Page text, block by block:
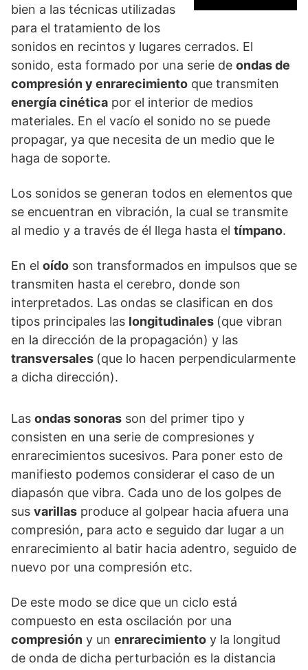
bien a las técnicas utilizadas
para el tratamiento de los
sonidos en recintos y lugares cerrados. El
sonido, esta formado por una serie de ondas de
compresión y enrarecimiento que transmiten
energía cinética por el interior de medios
materiales. En el vacío el sonido no se puede
propagar, ya que necesita de un medio que le
haga de soporte.
Los sonidos se generan todos en elementos que
se encuentran en vibración, la cual se transmite
al medio y a través de él llega hasta el tímpano.
En el oído son transformados en impulsos que se
transmiten hasta el cerebro, donde son
interpretados. Las ondas se clasifican en dos
tipos principales las longitudinales (que vibran
en la dirección de la propagación) y las
transversales (que lo hacen perpendicularmente
a dicha dirección).
Las ondas sonoras son del primer tipo y
consisten en una serie de compresiones y
enrarecimientos sucesivos. Para poner esto de
manifiesto podemos considerar el caso de un
diapasón que vibra. Cada uno de los golpes de
sus varillas produce al golpear hacia afuera una
compresión, para acto e seguido dar lugar a un
enrarecimiento al batir hacia adentro, seguido de
nuevo por una compresión etc.
De este modo se dice que un ciclo está
compuesto en esta oscilación por una
compresión y un enrarecimiento y la longitud
de onda de dicha perturbación es la distancia